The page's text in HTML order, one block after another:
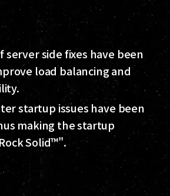
server side fixes have been
load balancing and
startup issues have been
making the startup
Solid™".